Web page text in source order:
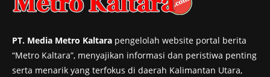
PT. Media Metro Kaltara pengelolah website portal berita
“Metro Kaltara”, menyajikan informasi dan peristiwa penting
serta menarik yang terfokus di daerah Kalimantan Utara,